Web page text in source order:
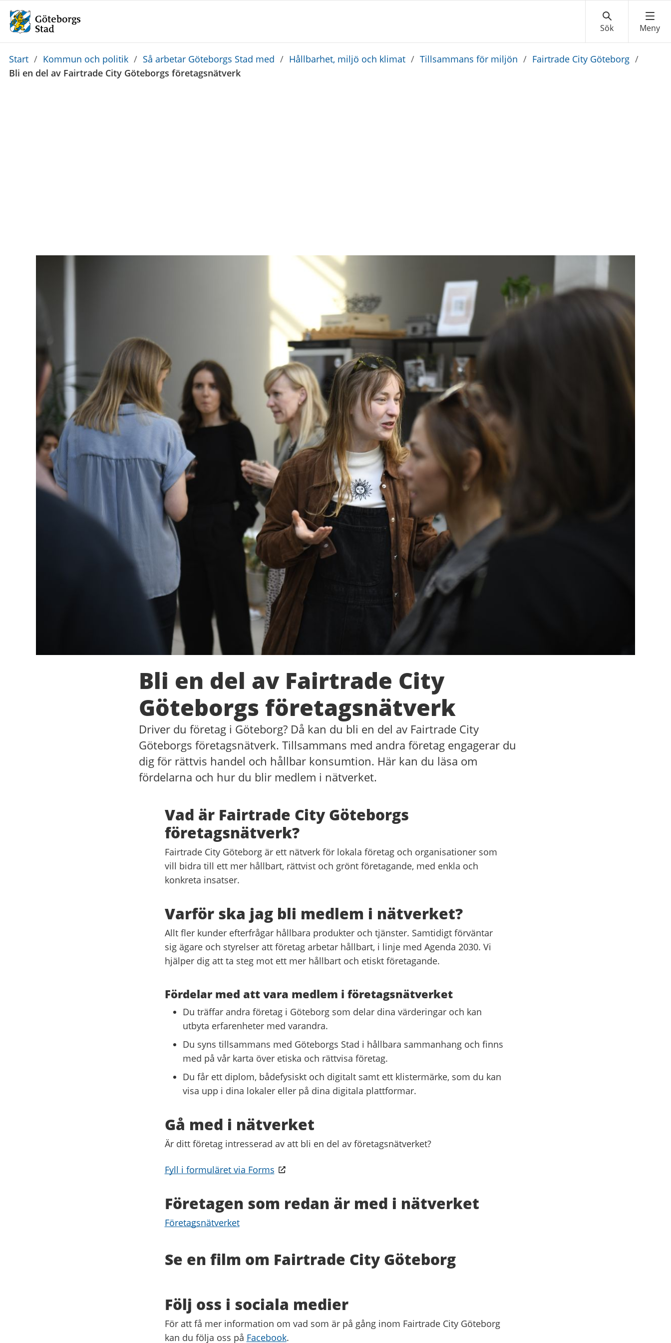
Du
är
Start / Kommun och politik / Så arbetar Göteborgs Stad med / Hållbarhet, miljö och klimat / Tillsammans för miljön / Fairtrade City Göteborg /
Bli en del av Fairtrade City Göteborgs företagsnätverk
Bli en del av Fairtrade City
Göteborgs företagsnätverk
Driver du företag i Göteborg? Då kan du bli en del av Fairtrade City
Göteborgs företagsnätverk. Tillsammans med andra företag engagerar du
dig för rättvis handel och hållbar konsumtion. Här kan du läsa om
fördelarna och hur du blir medlem i nätverket.
Vad är Fairtrade City Göteborgs
företagsnätverk?
Fairtrade City Göteborg är ett nätverk för lokala företag och organisationer som
vill bidra till ett mer hållbart, rättvist och grönt företagande, med enkla och
konkreta insatser.
Varför ska jag bli medlem i nätverket?
Allt fler kunder efterfrågar hållbara produkter och tjänster. Samtidigt förväntar
sig ägare och styrelser att företag arbetar hållbart, i linje med Agenda 2030. Vi
hjälper dig att ta steg mot ett mer hållbart och etiskt företagande.
Fördelar med att vara medlem i företagsnätverket
Du träffar andra företag i Göteborg som delar dina värderingar och kan
utbyta erfarenheter med varandra.
Du syns tillsammans med Göteborgs Stad i hållbara sammanhang och finns
med på vår karta över etiska och rättvisa företag.
Du får ett diplom, bådefysiskt och digitalt samt ett klistermärke, som du kan
visa upp i dina lokaler eller på dina digitala plattformar.
Gå med i nätverket
Är ditt företag intresserad av att bli en del av företagsnätverket?
Fyll i formuläret via Forms
Företagen som redan är med i nätverket
Företagsnätverket
Se en film om Fairtrade City Göteborg
Följ oss i sociala medier
För att få mer information om vad som är på gång inom Fairtrade City Göteborg
kan du följa oss på Facebook.